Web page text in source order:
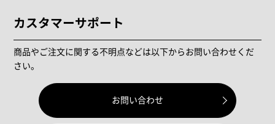
カスタマーサポート
商品やご注文に関する不明点などは以下からお問い合わせくだ
さい。
お問い合わせ